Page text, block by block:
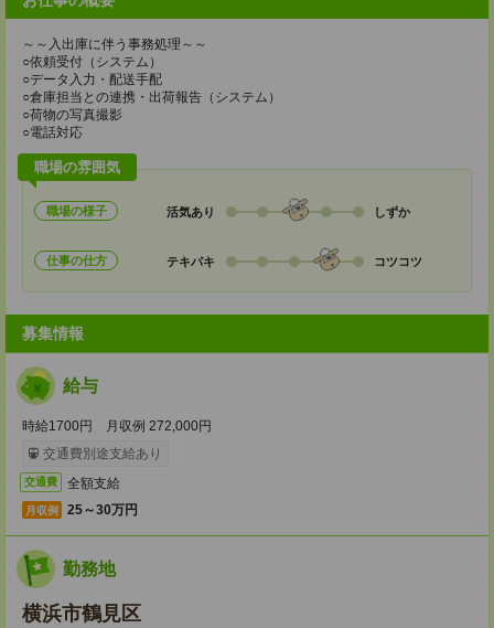
～～入出庫に伴う事務処理～～
○依頼受付（システム）
○データ入力・配送手配
○倉庫担当との連携・出荷報告（システム）
○荷物の写真撮影
○電話対応
職場の雰囲気
職場の様子 活気あり しずか
仕事の仕方 テキパキ コツコツ
募集情報
給与
時給1700円 月収例 272,000円
交通費別途支給あり
交通費 全額支給
月収例 25～30万円
勤務地
横浜市鶴見区